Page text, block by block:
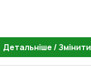
Детальніше / Змінити